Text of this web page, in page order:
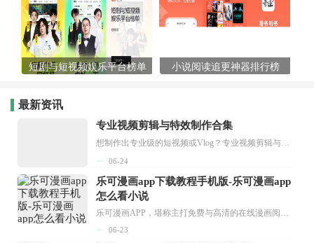
短剧与短视频娱乐平台榜单 小说阅读追更神器排行榜
最新资讯
专业视频剪辑与特效制作合集
想制作出专业级的短视频或Vlog？专业视频剪辑与特效制作大全专题为你提供了从剪辑、抠像到特效包装的全套解决方案。无论是添加炫酷的片头、进行精准的视频抠图，还是制...
06-24
乐可漫画app下载教程手机版-乐可漫画app
怎么看小说
06-23